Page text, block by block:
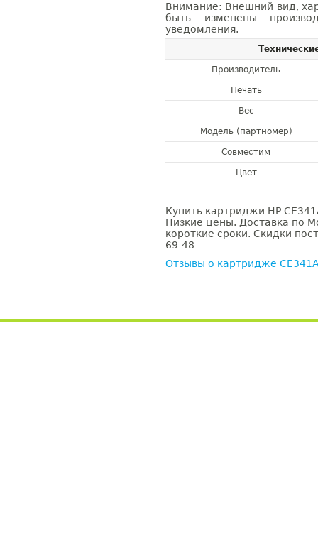
Внимание: Внешний вид,
быть изменены
уведомления.
Производитель
Печать
Вес
Модель (партномер)
Совместим
Цвет
Купить картриджи HP
Низкие цены. Доставка по
короткие сроки. Скидки
69-48
Отзывы о картридже